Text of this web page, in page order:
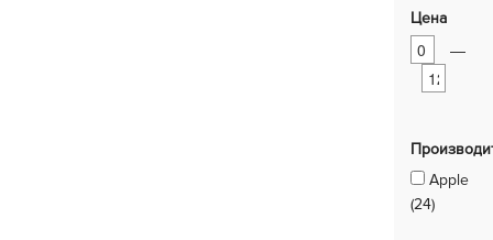
Цена
—
Apple
(24)